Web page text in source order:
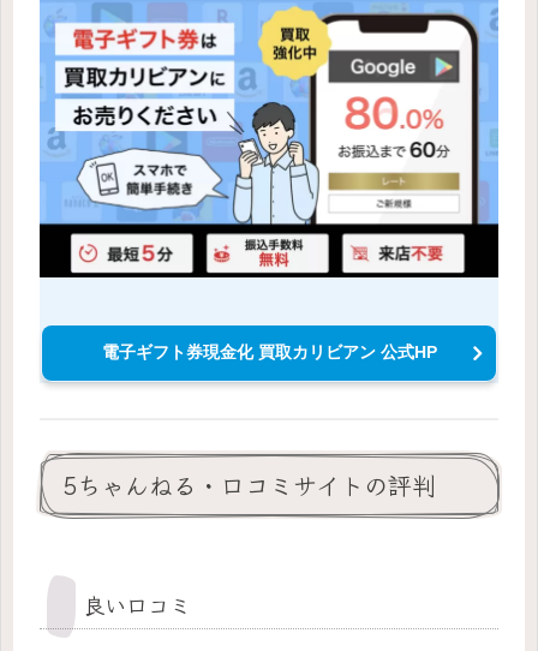
電子ギフト券現金化 買取カリビアン 公式HP
5ちゃんねる・口コミサイトの評判
良い口コミ